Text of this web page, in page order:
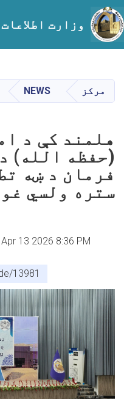
وزارت
مرکز NEWS
هلمند کې د
فرمان د ښه
ستره ولسي
13 2026 8:36 PM
13981